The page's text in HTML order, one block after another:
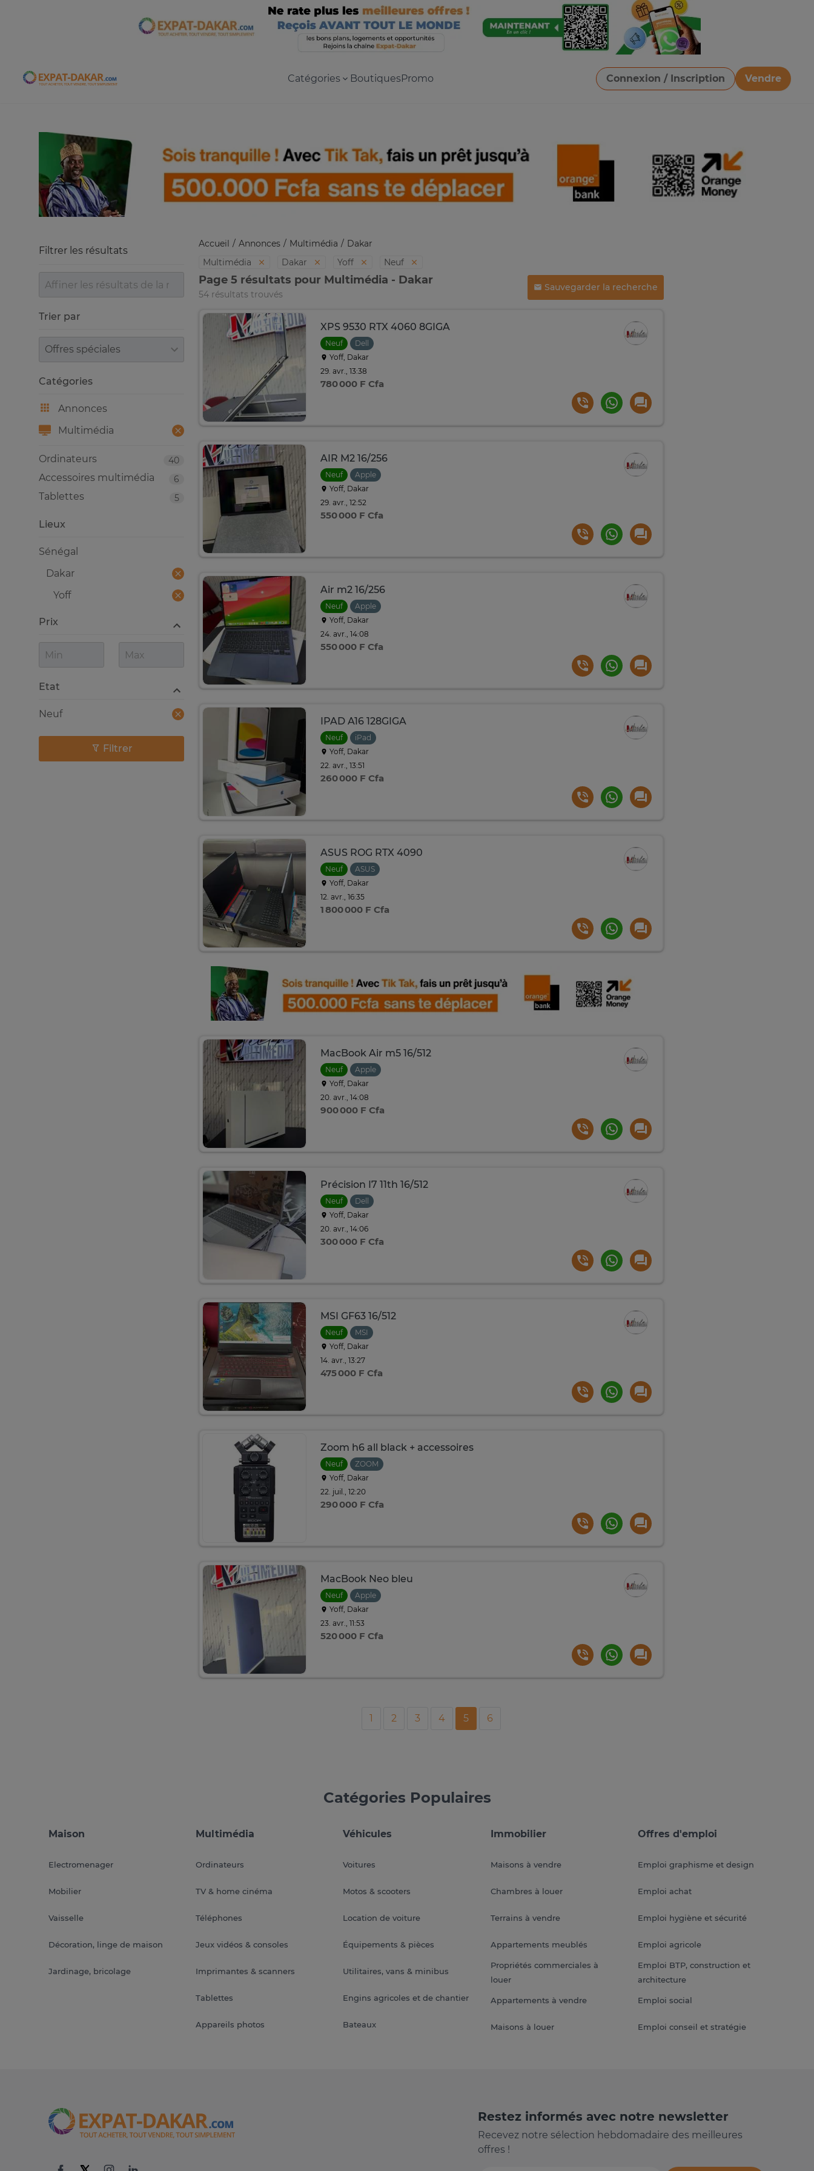
Expat-Dakar Catégories BoutiquesPromo Connexion / Inscription
Vendre
Télécharger une image
Accueil Annonces Multimédia
Dakar
Multimédia
Dakar Yoff Neuf
Page 5 résultats pour Multimédia - Dakar
54 résultats trouvés
Sauvegarder la recherche
XPS 9530 RTX 4060 8GIGA
Neuf
Dell
Yoff, Dakar
29. avr., 13:38
780 000 F Cfa
AIR M2 16/256
Neuf
Apple
Yoff, Dakar
29. avr., 12:52
550 000 F Cfa
Air m2 16/256
Neuf
Apple
Yoff, Dakar
24. avr., 14:08
550 000 F Cfa
IPAD A16 128GIGA
Neuf
iPad
Yoff, Dakar
22. avr., 13:51
260 000 F Cfa
ASUS ROG RTX 4090
Neuf
ASUS
Yoff, Dakar
12. avr., 16:35
1 800 000 F Cfa
MacBook Air m5 16/512
Neuf
Apple
Yoff, Dakar
20. avr., 14:08
900 000 F Cfa
Précision I7 11th 16/512
Neuf
Dell
Yoff, Dakar
20. avr., 14:06
300 000 F Cfa
MSI GF63 16/512
Neuf
MSI
Yoff, Dakar
14. avr., 13:27
475 000 F Cfa
Zoom h6 all black + accessoires
Neuf
ZOOM
Yoff, Dakar
22. juil., 12:20
290 000 F Cfa
MacBook Neo bleu
Neuf
Apple
Yoff, Dakar
23. avr., 11:53
520 000 F Cfa
1 2 3 4 5 6
Filtrer les résultats
Trier par
Trier par
Catégories
Annonces
Multimédia
40
Ordinateurs
6
Accessoires multimédia
5
Tablettes
Lieux
Sénégal
Dakar
Yoff
Prix
Etat
Neuf
Filtrer
Catégories Populaires
Maison
Electromenager
Mobilier
Vaisselle
Décoration, linge de maison
Jardinage, bricolage
Multimédia
Ordinateurs
TV & home cinéma
Téléphones
Jeux vidéos & consoles
Imprimantes & scanners
Tablettes
Appareils photos
Véhicules
Voitures
Motos & scooters
Location de voiture
Équipements & pièces
Utilitaires, vans & minibus
Engins agricoles et de chantier
Bateaux
Immobilier
Maisons à vendre
Chambres à louer
Terrains à vendre
Appartements meublés
Propriétés commerciales à
louer
Appartements à vendre
Maisons à louer
Offres d'emploi
Emploi graphisme et design
Emploi achat
Emploi hygiène et sécurité
Emploi agricole
Emploi BTP, construction et
architecture
Emploi social
Emploi conseil et stratégie
Restez informés avec notre newsletter
Recevez notre sélection hebdomadaire des meilleures
offres !